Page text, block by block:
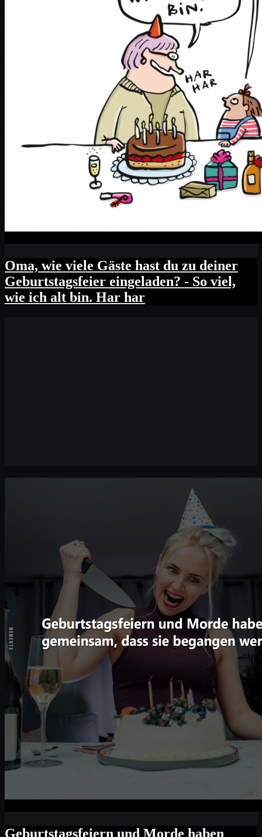
Oma, wie viele Gäste hast du zu deiner
Geburtstagsfeier eingeladen? - So viel,
wie ich alt bin. Har har
Geburtstagsfeiern und Morde haben